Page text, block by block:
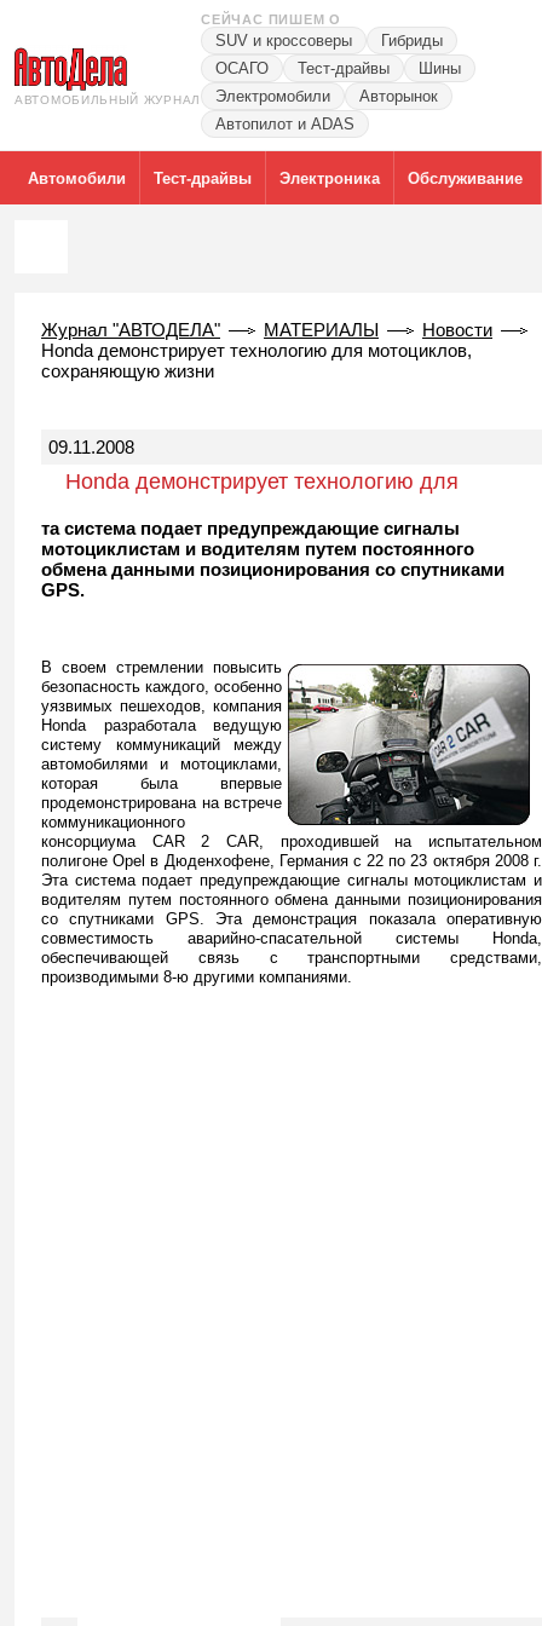
АВТОМОБИЛЬНЫЙ ЖУРНАЛ
СЕЙЧАС ПИШЕМ О
SUV и кроссоверы
Гибриды
ОСАГО
Тест-драйвы
Шины
Электромобили
Авторынок
Автопилот и ADAS
Автомобили Тест-драйвы Электроника Обслуживание
Журнал "АВТОДЕЛА" МАТЕРИАЛЫ
Новости
Honda демонстрирует технологию для мотоциклов,
сохраняющую жизни
09.11.2008
Honda демонстрирует технологию для
та система подает предупреждающие сигналы
мотоциклистам и водителям путем постоянного
обмена данными позиционирования со спутниками
GPS.
В своем стремлении повысить
безопасность каждого, особенно
уязвимых пешеходов, компания
Hondaразработала ведущую
систему коммуникаций между
автомобилями и мотоциклами,
которая была впервые
продемонстрирована на встрече
коммуникационного
консорциума CAR2CAR, проходившей на испытательном
полигонеOpel в Дюденхофене, Германия с 22 по 23 октября 2008 г.
Эта система подает предупреждающие сигналы мотоциклистам и
водителям путем постоянного обмена данными позиционирования
со спутниками GPS. Эта демонстрация показала оперативную
совместимость аварийно-спасательной системы
Honda,
обеспечивающей связь с транспортными средствами,
производимыми 8-ю другими компаниями.